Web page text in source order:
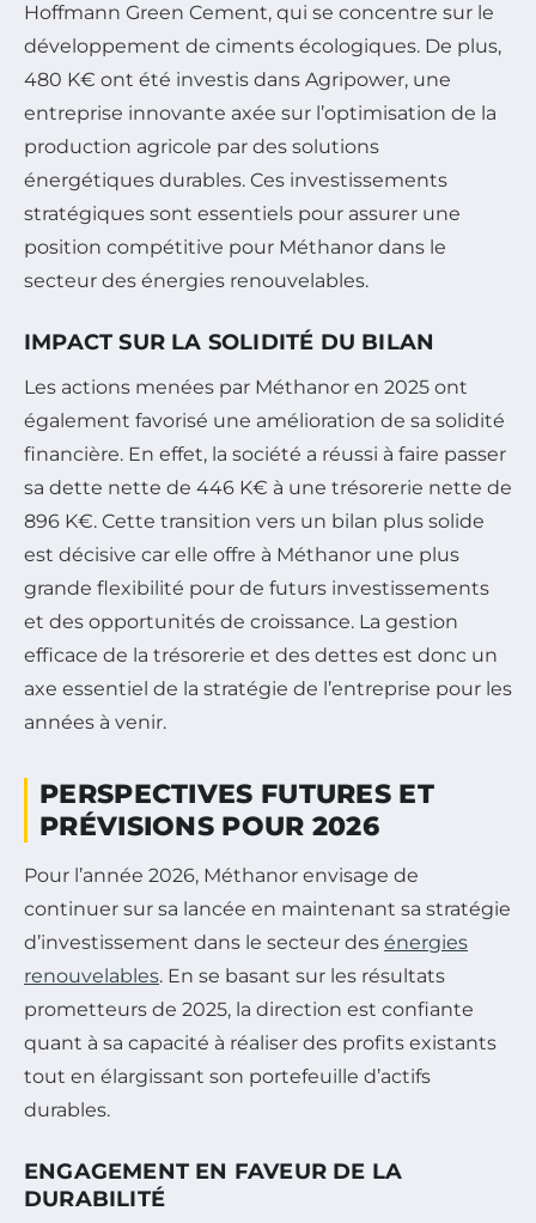
Hoffmann Green Cement, qui se concentre sur le
développement de ciments écologiques. De plus,
480 K€ ont été investis dans Agripower, une
entreprise innovante axée sur l’optimisation de la
production agricole par des solutions
énergétiques durables. Ces investissements
stratégiques sont essentiels pour assurer une
position compétitive pour Méthanor dans le
secteur des énergies renouvelables.
IMPACT SUR LA SOLIDITÉ DU BILAN
Les actions menées par Méthanor en 2025 ont
également favorisé une amélioration de sa solidité
financière. En effet, la société a réussi à faire passer
sa dette nette de 446 K€ à une trésorerie nette de
896 K€. Cette transition vers un bilan plus solide
est décisive car elle offre à Méthanor une plus
grande flexibilité pour de futurs investissements
et des opportunités de croissance. La gestion
efficace de la trésorerie et des dettes est donc un
axe essentiel de la stratégie de l’entreprise pour les
années à venir.
PERSPECTIVES FUTURES ET
PRÉVISIONS POUR 2026
Pour l’année 2026, Méthanor envisage de
continuer sur sa lancée en maintenant sa stratégie
d’investissement dans le secteur des énergies
renouvelables. En se basant sur les résultats
prometteurs de 2025, la direction est confiante
quant à sa capacité à réaliser des profits existants
tout en élargissant son portefeuille d’actifs
durables.
ENGAGEMENT EN FAVEUR DE LA
DURABILITÉ